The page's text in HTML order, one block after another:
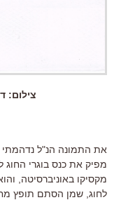
צילום:
את התמונה הנ"ל נדהמתי
מפיק את כנס בוגרי החוג
לחוג, שמן הסתם תופץ